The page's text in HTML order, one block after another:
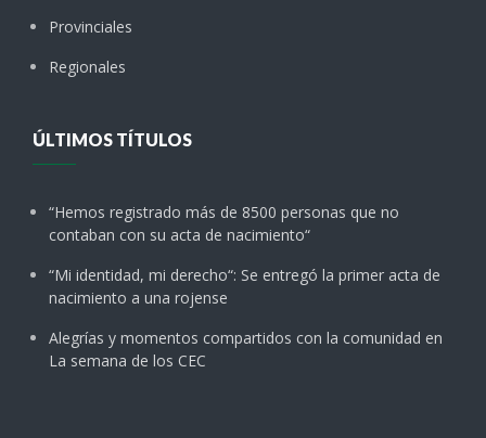
Provinciales
Regionales
ÚLTIMOS TÍTULOS
“Hemos registrado más de 8500 personas que no
contaban con su acta de nacimiento“
“Mi identidad, mi derecho“: Se entregó la primer acta de
nacimiento a una rojense
Alegrías y momentos compartidos con la comunidad en
La semana de los CEC